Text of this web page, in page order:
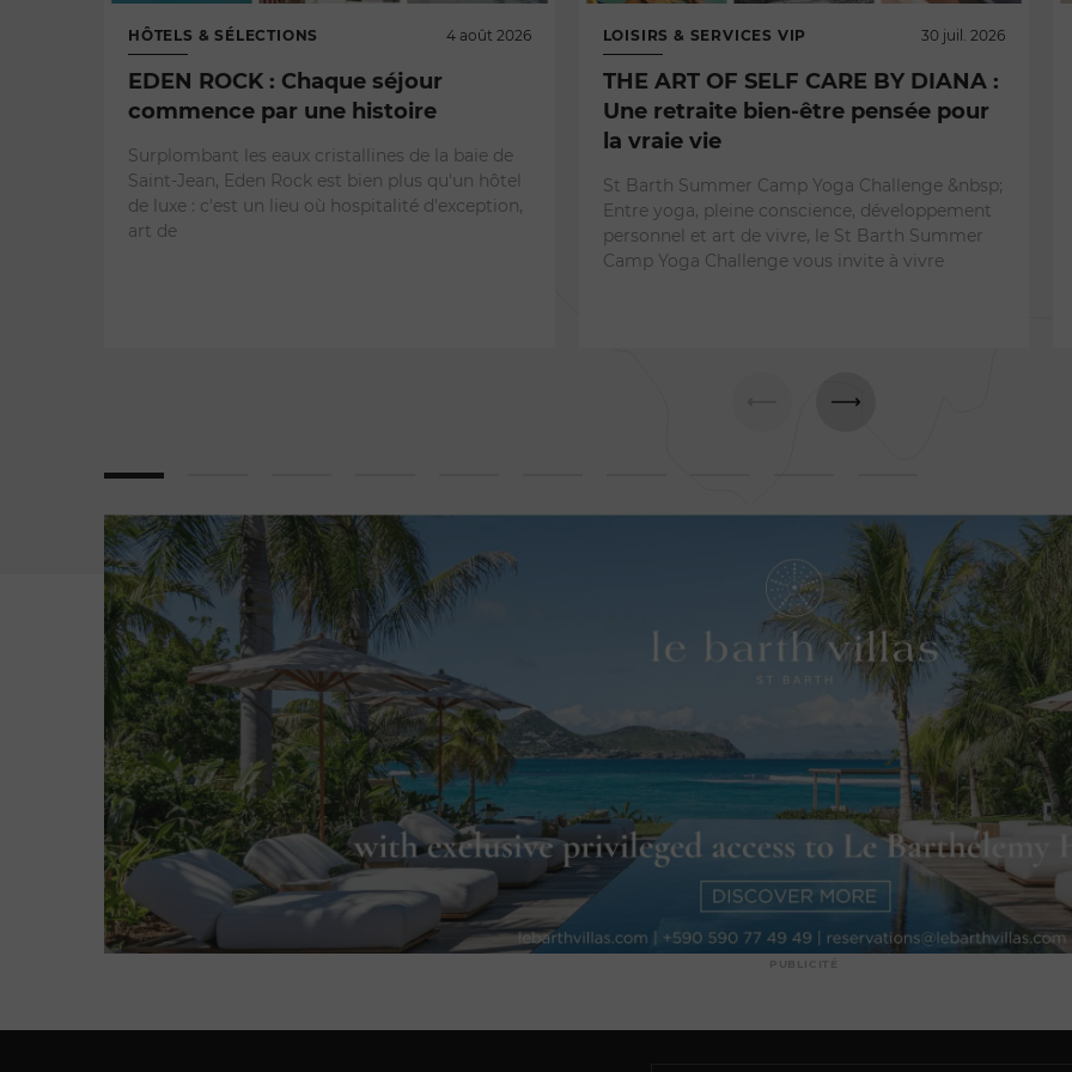
HÔTELS & SÉLECTIONS 4 août 2026
EDEN ROCK : Chaque séjour
commence par une histoire
Surplombant les eaux cristallines de la baie de
Saint-Jean, Eden Rock est bien plus qu'un hôtel
de luxe : c'est un lieu où hospitalité d'exception,
art de
LOISIRS & SERVICES VIP 30 juil. 2026
THE ART OF SELF CARE BY DIANA :
Une retraite bien-être pensée pour
la vraie vie
St Barth Summer Camp Yoga Challenge &nbsp;
Entre yoga, pleine conscience, développement
personnel et art de vivre, le St Barth Summer
Camp Yoga Challenge vous invite à vivre
PUBLICITÉ